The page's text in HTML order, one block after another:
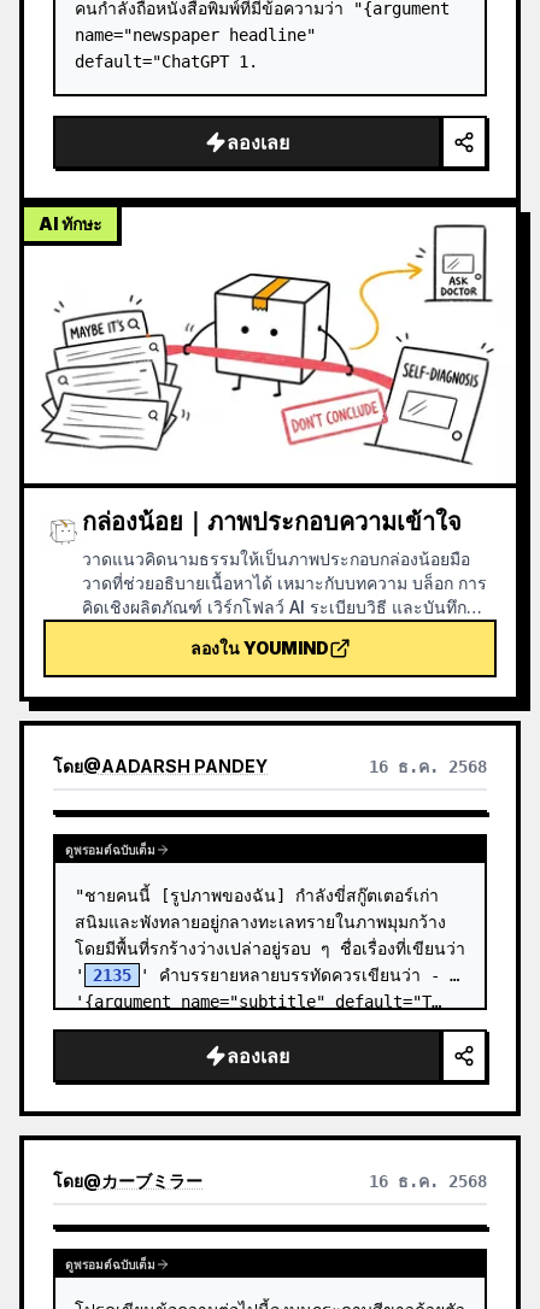
คนกำลังถือหนังสือพิมพ์ที่มีข้อความว่า "{argument
name="newspaper headline"
default="ChatGPT 1.
ลองเลย
AI ทักษะ
กล่องน้อย｜ภาพประกอบความเข้าใจ
วาดแนวคิดนามธรรมให้เป็นภาพประกอบกล่องน้อยมือ
วาดที่ช่วยอธิบายเนื้อหาได้ เหมาะกับบทความ บล็อก การ
คิดเชิงผลิตภัณฑ์ เวิร์กโฟลว์ AI ระเบียบวิธี และบันทึก
ด้วยตัวเอง เช่น การรวบรวม คัดกรอง จัดระเบียบ
ซ่อมแซม หรือส่งต่อ
ลองใน YOUMIND
โดย@AADARSH PANDEY 16 ธ.ค. 2568
ดูพรอมต์ฉบับเต็ม
"ชายคนนี้ [รูปภาพของฉัน] กำลังขี่สกู๊ตเตอร์เก่า
สนิมและพังทลายอยู่กลางทะเลทรายในภาพมุมกว้าง
โดยมีพื้นที่รกร้างว่างเปล่าอยู่รอบ ๆ ชื่อเรื่องที่เขียนว่า
'
2135
' คำบรรยายหลายบรรทัดควรเขียนว่า -
'{argument name="subtitle" default="T…
ลองเลย
โดย@カーブミラー 16 ธ.ค. 2568
ดูพรอมต์ฉบับเต็ม